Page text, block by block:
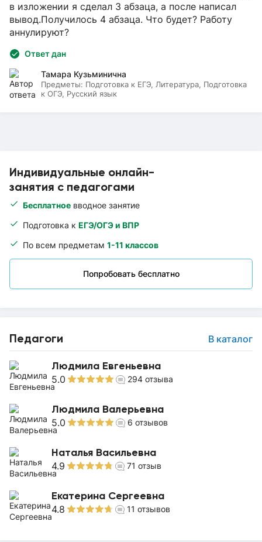
Индивидуальные онлайн-
занятия с педагогами
Бесплатное вводное занятие
Подготовка к ЕГЭ/ОГЭ и ВПР
По всем предметам 1-11 классов
Попробовать бесплатно
Педагоги В каталог
Людмила Евгеньевна
5.0 294 отзыва
Людмила Валерьевна
5.0 6 отзывов
Наталья Васильевна
4.9 71 отзыв
Екатерина Сергеевна
4.8 11 отзывов
в изложении я сделал 3 абзаца, а после написал
вывод.Получилось 4 абзаца. Что будет? Работу
аннулируют?
Ответ дан
Тамара Кузьминична
Предметы: Подготовка к ЕГЭ, Литература, Подготовка
к ОГЭ, Русский язык